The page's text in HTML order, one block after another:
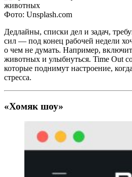
Фото: Unsplash.com
Дедлайны, списки дел и задач,
сил — под конец рабочей недели
о чем не думать. Например,
животных и улыбнуться. Time Out
которые поднимут настроение,
стресса.
«Хомяк шоу»